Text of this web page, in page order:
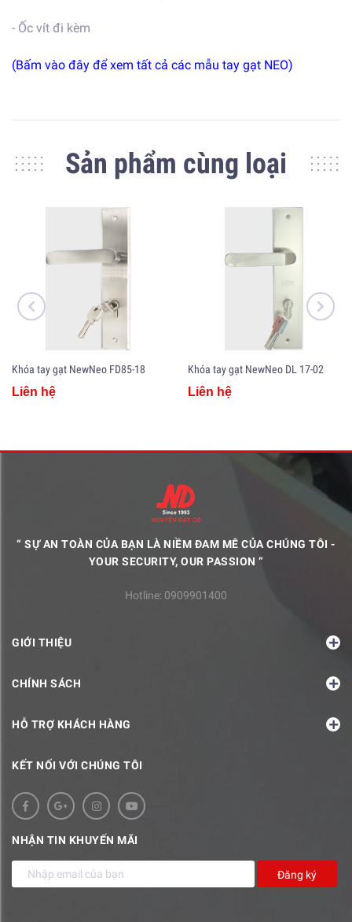
- Ốc vít đi kèm
(Bấm vào đây để xem tất cả các mẫu tay gạt NEO)
Sản phẩm cùng loại
Khóa tay gạt NewNeo FD85-18
Liên hệ
Khóa tay gạt NewNeo DL 17-02
Liên hệ
“ SỰ AN TOÀN CỦA BẠN LÀ NIỀM ĐAM MÊ CỦA CHÚNG TÔI -
YOUR SECURITY, OUR PASSION ”
Hotline: 0909901400
GIỚI THIỆU
CHÍNH SÁCH
HỖ TRỢ KHÁCH HÀNG
KẾT NỐI VỚI CHÚNG TÔI
NHẬN TIN KHUYẾN MÃI
Đăng ký